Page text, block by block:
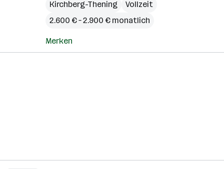
Kirchberg-Thening
Vollzeit
2.600 € – 2.900 € monatlich
Merken